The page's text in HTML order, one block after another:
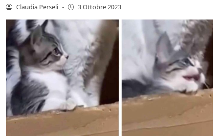
Claudia Perseli - 3 Ottobre 2023